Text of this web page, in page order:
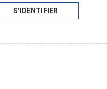
S'IDENTIFIER